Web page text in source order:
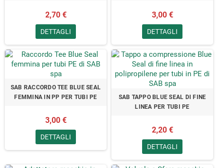
2,70 €
DETTAGLI
3,00 €
DETTAGLI
SAB RACCORDO TEE BLUE SEAL
FEMMINA IN PP PER TUBI PE
3,00 €
DETTAGLI
SAB TAPPO BLUE SEAL DI FINE
LINEA PER TUBI PE
2,20 €
DETTAGLI